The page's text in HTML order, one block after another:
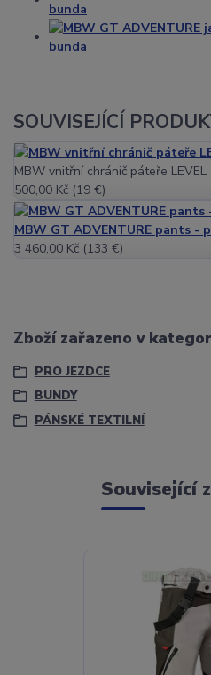
SOUVISEJÍCÍ
MBW vnitřní chránič páteře LEVEL
500,00 Kč (19 €)
MBW GT ADVENTURE pants
3 460,00 Kč (133 €)
Zboží zařazeno v
PRO JEZDCE
BUNDY
PÁNSKÉ TEXTILNÍ
Související